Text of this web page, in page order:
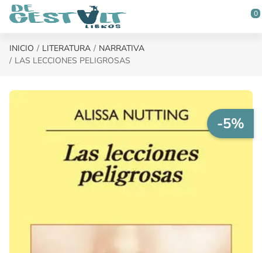
Saltar al contenido principal
0
INICIO LITERATURA
NARRATIVA
LAS LECCIONES PELIGROSAS
-5%